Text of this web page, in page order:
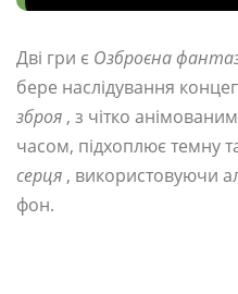
Дві гри є Озброєна
бере наслідування
зброя , з чітко
часом, підхоплює темну
серця , використовуючи
фон.